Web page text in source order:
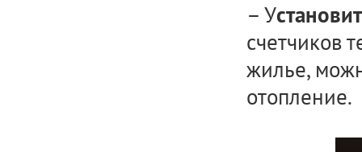
– У
счетчиков
жилье,
отопление.